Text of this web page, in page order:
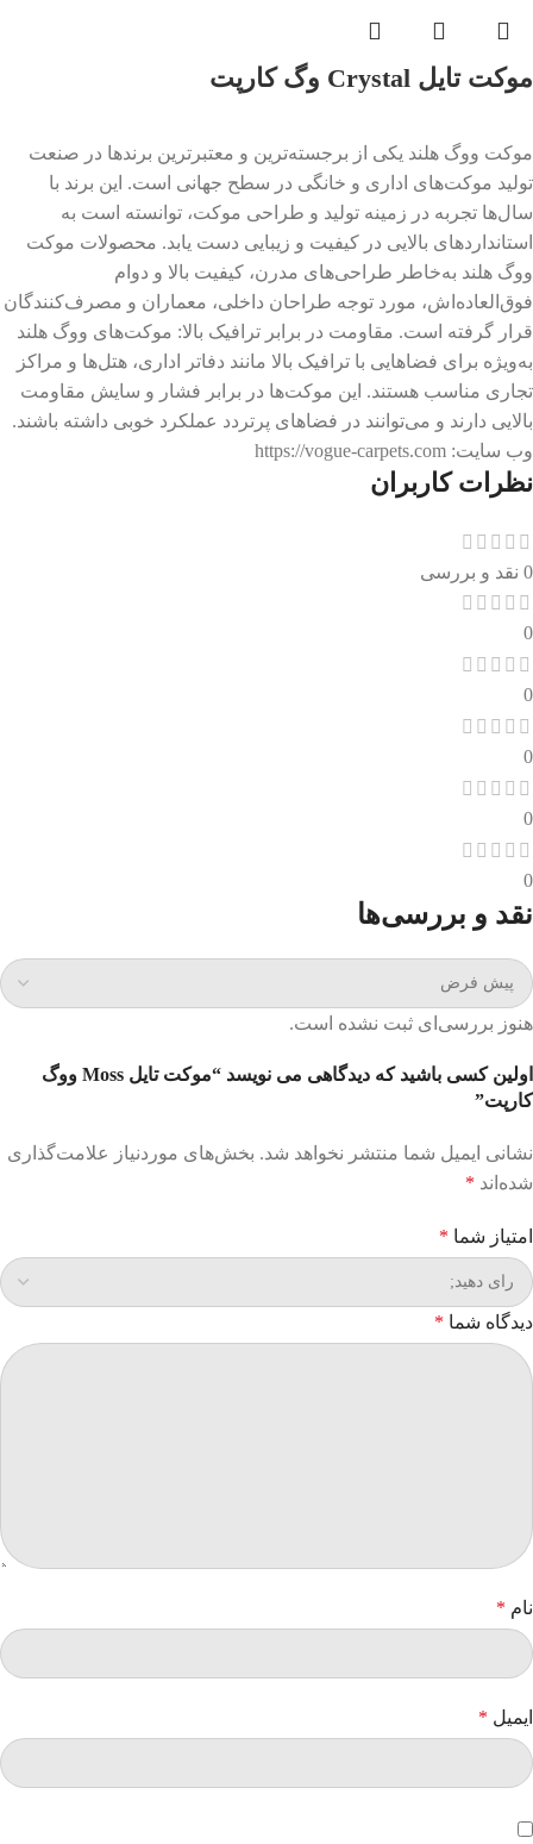
موکت تایل Crystal وگ کارپت
موکت ووگ هلند یکی از برجسته‌ترین و معتبرترین برندها در صنعت
تولید موکت‌های اداری و خانگی در سطح جهانی است. این برند با
سال‌ها تجربه در زمینه تولید و طراحی موکت، توانسته است به
استانداردهای بالایی در کیفیت و زیبایی دست یابد. محصولات موکت
ووگ هلند به‌خاطر طراحی‌های مدرن، کیفیت بالا و دوام
فوق‌العاده‌اش، مورد توجه طراحان داخلی، معماران و مصرف‌کنندگان
قرار گرفته است. مقاومت در برابر ترافیک بالا: موکت‌های ووگ هلند
به‌ویژه برای فضاهایی با ترافیک بالا مانند دفاتر اداری، هتل‌ها و مراکز
تجاری مناسب هستند. این موکت‌ها در برابر فشار و سایش مقاومت
بالایی دارند و می‌توانند در فضاهای پرتردد عملکرد خوبی داشته باشند.
وب سایت: https://vogue-carpets.com
نظرات کاربران
0 نقد و بررسی
0
0
0
0
0
نقد و بررسی‌ها
هنوز بررسی‌ای ثبت نشده است.
اولین کسی باشید که دیدگاهی می نویسد “موکت تایل Moss ووگ
کارپت”
نشانی ایمیل شما منتشر نخواهد شد. بخش‌های موردنیاز علامت‌گذاری
شده‌اند *
امتیاز شما *
دیدگاه شما *
نام *
ایمیل *